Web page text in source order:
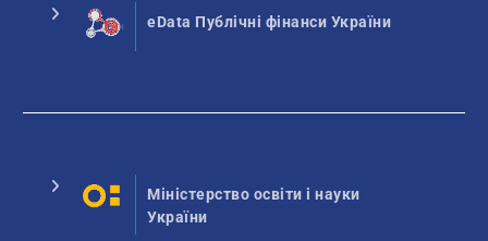
eData Публічні фінанси України
Міністерство освіти і науки
України